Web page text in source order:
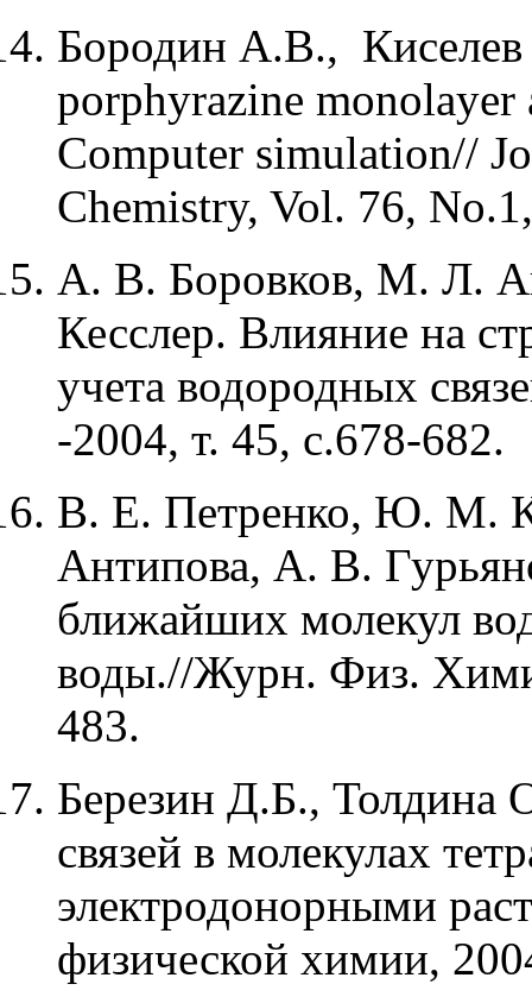
Бородин А.В.,
porphyrazine
Computer simulation//
Chemistry, Vol. 76,
А. В. Боровков, М. Л.
Кесслер. Влияние на
учета водородных
-2004, т. 45, с.678-682.
В. Е. Петренко, Ю. М.
Антипова, А. В.
ближайших молекул
воды.//Журн. Физ.
483.
Березин Д.Б., Толдина
связей в молекулах
электродонорными
физической химии,